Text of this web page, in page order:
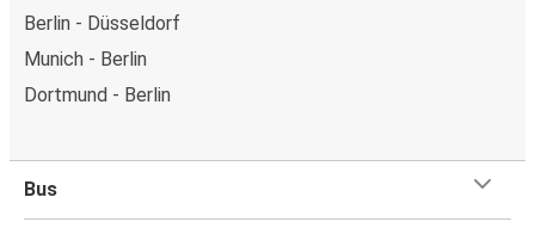
Berlin - Düsseldorf
Munich - Berlin
Dortmund - Berlin
Bus